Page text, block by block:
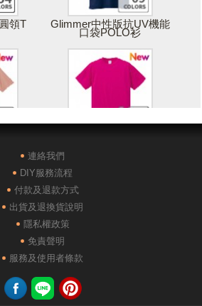
領T Glimmer中性版抗UV機能
口袋POLO衫
POLO AG28000落肩重磅精梳棉
連絡我們
DIY服務流程
付款及退款方式
出貨及退換貨說明
隱私權政策
免責聲明
服務及使用者條款